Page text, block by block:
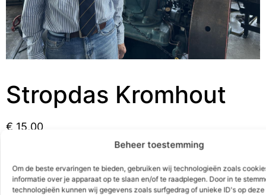
Beheer toestemming
Om de beste ervaringen te bieden, gebruiken wij technologieën zoals
informatie over je apparaat op te slaan en/of te raadplegen. Door in te
technologieën kunnen wij gegevens zoals surfgedrag of unieke ID's op deze
Stropdas Kromhout
€ 15,00
Toevoegen aan winkelwagen